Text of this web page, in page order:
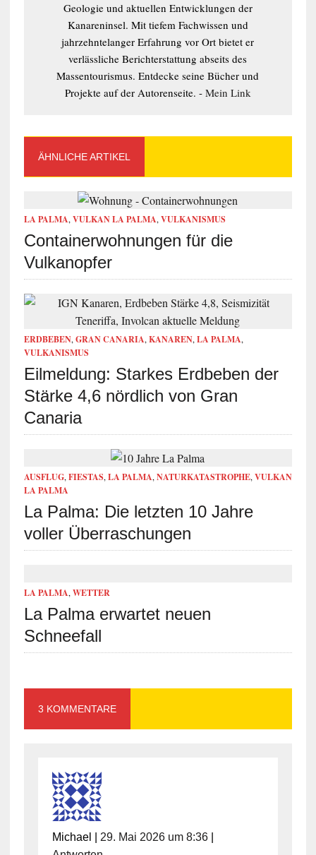
Geologie und aktuellen Entwicklungen der
Kanareninsel. Mit tiefem Fachwissen und
jahrzehntelanger Erfahrung vor Ort bietet er
verlässliche Berichterstattung abseits des
Massentourismus. Entdecke seine Bücher und
Projekte auf der Autorenseite. - Mein Link
ÄHNLICHE ARTIKEL
LA PALMA, VULKAN LA PALMA, VULKANISMUS
Containerwohnungen für die
Vulkanopfer
ERDBEBEN, GRAN CANARIA, KANAREN, LA PALMA,
VULKANISMUS
Eilmeldung: Starkes Erdbeben der
Stärke 4,6 nördlich von Gran
Canaria
AUSFLUG, FIESTAS, LA PALMA, NATURKATASTROPHE, VULKAN
LA PALMA
La Palma: Die letzten 10 Jahre
voller Überraschungen
LA PALMA, WETTER
La Palma erwartet neuen
Schneefall
3 KOMMENTARE
Michael 29. Mai 2026 um 8:36|